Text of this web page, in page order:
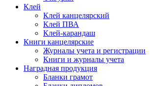
Клей
Клей канцелярский
Клей ПВА
Клей-карандаш
Книги канцелярские
Журналы учета и регистрации
Книги и журналы учета
Наградная продукция
Бланки грамот